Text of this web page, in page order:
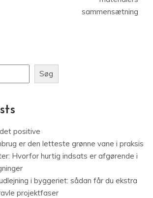
sammensætning
Søg
positive
er den letteste grønne vane i praksis
Hvorfor hurtig indsats er afgørende i
i byggeriet: sådan får du ekstra
projektfaser